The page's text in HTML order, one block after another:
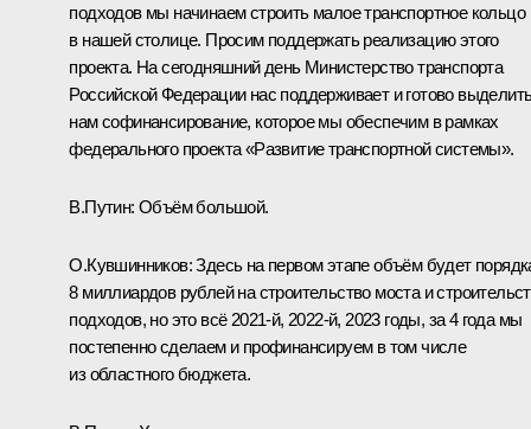
подходов мы начинаем строить малое транспортное кольцо
в нашей столице. Просим поддержать реализацию этого
проекта. На сегодняшний день Министерство транспорта
Российской Федерации нас поддерживает и готово
нам софинансирование, которое мы обеспечим в рамках
федерального проекта «Развитие транспортной системы».
В.Путин: Объём большой.
О.Кувшинников:Здесь на первом этапе объём будет
8 миллиардов рублей на строительство моста и
подходов, но это всё 2021-й, 2022-й, 2023 годы, за 4 года мы
постепенно сделаем и профинансируем в том числе
из областного бюджета.